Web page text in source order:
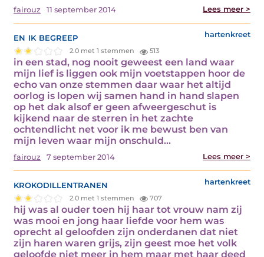
fairouz 11 september 2014 Lees meer >
en ik begreep hartenkreet
2.0 met 1 stemmen 513
in een stad, nog nooit geweest een land waar
mijn lief is liggen ook mijn voetstappen hoor de
echo van onze stemmen daar waar het altijd
oorlog is lopen wij samen hand in hand slapen
op het dak alsof er geen afweergeschut is
kijkend naar de sterren in het zachte
ochtendlicht net voor ik me bewust ben van
mijn leven waar mijn onschuld…
fairouz 7 september 2014 Lees meer >
krokodillentranen hartenkreet
2.0 met 1 stemmen 707
hij was al ouder toen hij haar tot vrouw nam zij
was mooi en jong haar liefde voor hem was
oprecht al geloofden zijn onderdanen dat niet
zijn haren waren grijs, zijn geest moe het volk
geloofde niet meer in hem maar met haar deed